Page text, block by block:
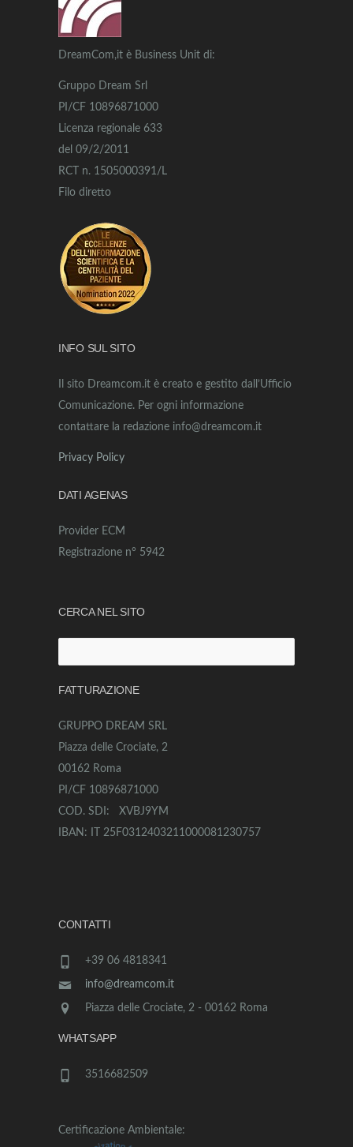
DreamCom,it è Business Unit di:
Gruppo Dream Srl
PI/CF 10896871000
Licenza regionale 633
del 09/2/2011
RCT n. 1505000391/L
Filo diretto
INFO SUL SITO
Il sito Dreamcom.it è creato e gestito dall’Ufficio
Comunicazione. Per ogni informazione
contattare la redazione info@dreamcom.it
Privacy Policy
DATI AGENAS
Provider ECM
Registrazione n° 5942
CERCA NEL SITO
per:
FATTURAZIONE
GRUPPO DREAM SRL
Piazza delle Crociate, 2
00162 Roma
PI/CF 10896871000
COD. SDI: XVBJ9YM
IBAN: IT 25F0312403211000081230757
CONTATTI
+39 06 4818341
info@dreamcom.it
Piazza delle Crociate, 2 - 00162 Roma
WHATSAPP
3516682509
Certificazione Ambientale: